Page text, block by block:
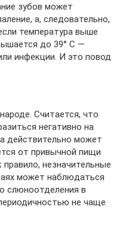
зубов может
а, следовательно,
температура выше
до 39° C —
инфекции. И это повод
Считается, что
негативно на
действительно может
от привычной пищи
незначительные
может наблюдаться
слюноотделения в
не чаще